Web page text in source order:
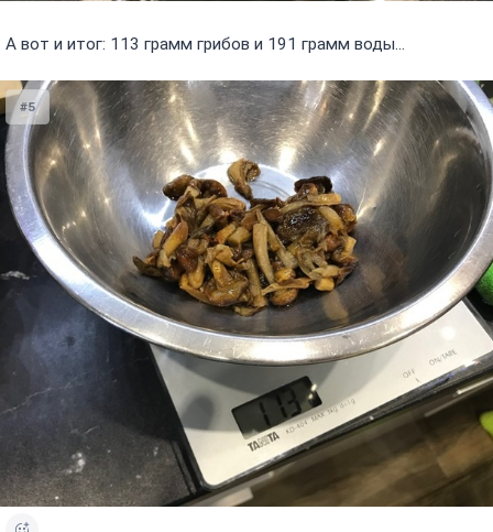
А вот и итог: 113 грамм грибов и 191 грамм воды...
#5